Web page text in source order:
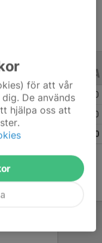
9 0 0
6 0
0
för att vår
De används
hjälpa oss att